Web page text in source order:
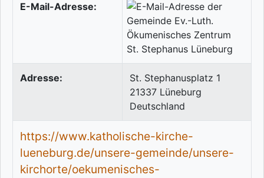
E-Mail-Adresse:
Adresse:
St. Stephanusplatz 1
21337 Lüneburg
Deutschland
https://www.katholische-kirche-
lueneburg.de/unsere-gemeinde/unsere-
kirchorte/oekumenisches-